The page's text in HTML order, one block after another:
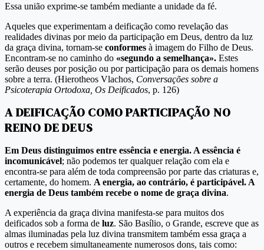
Essa união exprime-se também mediante a unidade da fé.
Aqueles que experimentam a deificação como revelação das
realidades divinas por meio da participação em Deus, dentro da luz
da graça divina, tornam-se conformes à imagem do Filho de Deus.
Encontram-se no caminho do «segundo a semelhança». Estes
serão deuses por posição ou por participação para os demais homens
sobre a terra. (Hierotheos Vlachos, Conversações sobre a
Psicoterapia Ortodoxa, Os Deificados, p. 126)
A DEIFICAÇÃO COMO PARTICIPAÇÃO NO
REINO DE DEUS
Em Deus distinguimos entre essência e energia. A essência é
incomunicável; não podemos ter qualquer relação com ela e
encontra-se para além de toda compreensão por parte das criaturas e,
certamente, do homem. A energia, ao contrário, é participável. A
energia de Deus também recebe o nome de graça divina.
A experiência da graça divina manifesta-se para muitos dos
deificados sob a forma de luz. São Basílio, o Grande, escreve que as
almas iluminadas pela luz divina transmitem também essa graça a
outros e recebem simultaneamente numerosos dons, tais como: